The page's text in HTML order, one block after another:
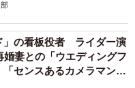
」の看板役者 ライダー演
婚妻との「ウエディングフ
センスあるカメラマン求